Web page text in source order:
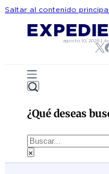
Saltar al contenido principal
agosto 10, 2026 |
¿Qué deseas
Buscar
×